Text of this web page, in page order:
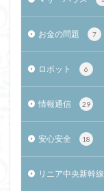
お金の問題 7
ロボット 6
情報通信 29
安心安全 18
リニア中央新幹線